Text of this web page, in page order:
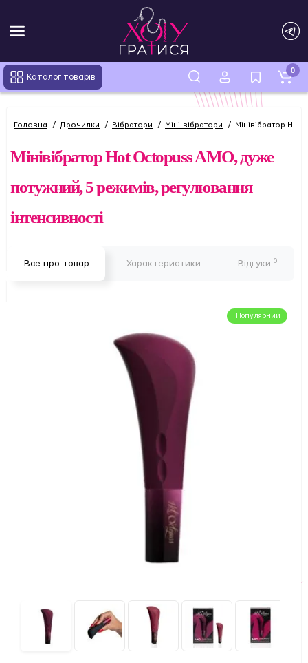
Каталог товарів
0
Головна Дрочилки Вібратори Міні-вібратори Мінівібратор
Мінівібратор Hot Octopuss AMO, дуже
потужний, 5 режимів, регулювання
інтенсивності
Все про товар Характеристики Відгуки 0
Популярний